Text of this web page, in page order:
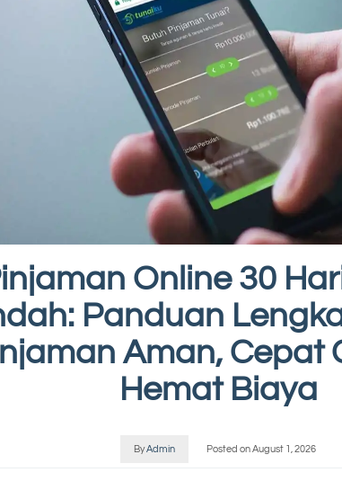
Online 30
Panduan
Aman, Cepat
Hemat Biaya
ByAdmin Posted onAugust 1, 2026